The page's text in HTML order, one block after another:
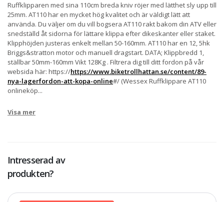
Ruffklipparen med sina 110cm breda kniv röjer med lätthet sly upp till
25mm. AT110 har en mycket hög kvalitet och är väldigt lätt att
använda. Du väljer om du vill bogsera AT110 rakt bakom din ATV eller
snedställd åt sidorna för lättare klippa efter dikeskanter eller staket.
Klipphöjden justeras enkelt mellan 50-160mm. AT110 har en 12, 5hk
Briggs&stratton motor och manuell dragstart. DATA; Klippbredd 1,
ställbar 50mm-160mm Vikt 128Kg . Filtrera dig till ditt fordon på vår
websida här: https://https://www.biketrollhattan.se/content/89-
nya-lagerfordon-att-kopa-online#/ (Wessex Ruffklippare AT110
onlineköp...
Visa mer
Intresserad av
produkten?